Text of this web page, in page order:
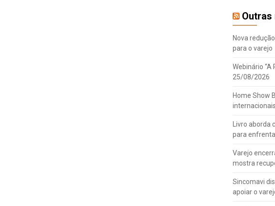
Nova
para o varejo
Webinário “A
25/08/2026
Home Show
Livro
para
Varejo
mostra
Sincomavi
apoiar o